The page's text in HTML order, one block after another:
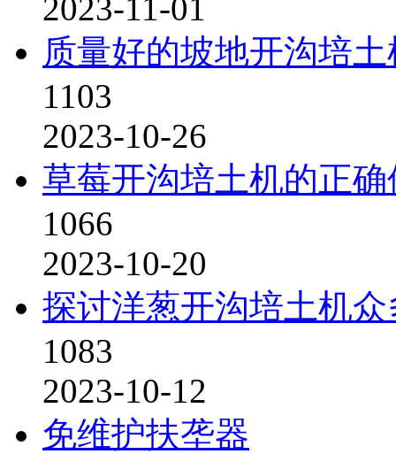
2023-11-01
质量好的坡地开沟培
1103
2023-10-26
草莓开沟培土机的正
1066
2023-10-20
探讨洋葱开沟培土机
1083
2023-10-12
免维护扶垄器